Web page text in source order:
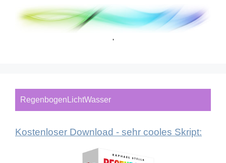
'
RegenbogenLichtWasser
Kostenloser Download - sehr cooles Skript: